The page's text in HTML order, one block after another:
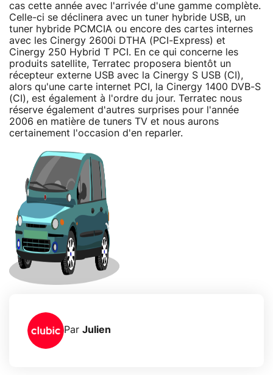
cas cette année avec l'arrivée d'une gamme complète.
Celle-ci se déclinera avec un tuner hybride USB, un
tuner hybride PCMCIA ou encore des cartes internes
avec les Cinergy 2600i DTHA (PCI-Express) et
Cinergy 250 Hybrid T PCI. En ce qui concerne les
produits satellite, Terratec proposera bientôt un
récepteur externe USB avec la Cinergy S USB (CI),
alors qu'une carte internet PCI, la Cinergy 1400 DVB-S
(CI), est également à l'ordre du jour. Terratec nous
réserve également d'autres surprises pour l'année
2006 en matière de tuners TV et nous aurons
certainement l'occasion d'en reparler.
Par Julien